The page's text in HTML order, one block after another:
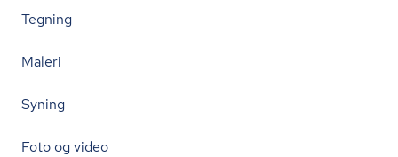
Tegning
Maleri
Syning
Foto og video